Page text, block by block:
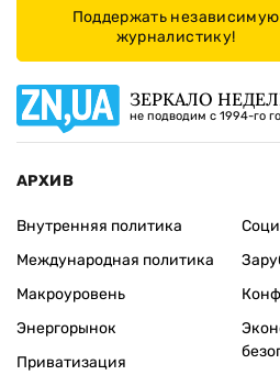
Поддержать независимую
журналистику!
ЗЕРКАЛО
не подводим с 1994-го
АРХИВ
Внутренняя политика
Международная политика
Макроуровень
Энергорынок
Приватизация